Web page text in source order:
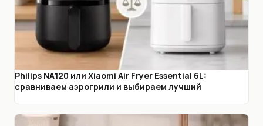
Philips NA120 или Xiaomi Air Fryer Essential 6L:
сравниваем аэрогрили и выбираем лучший